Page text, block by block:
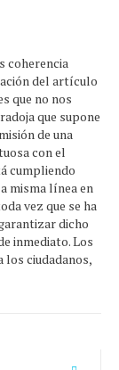
coherencia
del artículo
que no nos
que supone
de una
con el
cumpliendo
misma línea en
vez que se ha
dicho
inmediato. Los
los ciudadanos,